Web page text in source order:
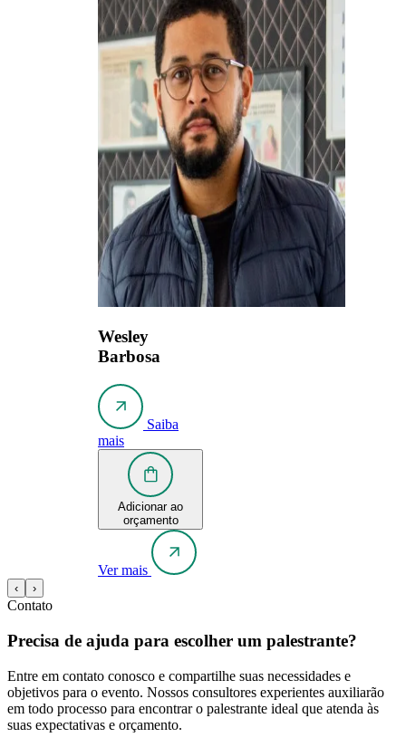
Wesley
Barbosa
Saiba
mais
Adicionar ao
orçamento
Ver mais
‹ ›
Contato
Precisa de ajuda para escolher um palestrante?
Entre em contato conosco e compartilhe suas necessidades e
objetivos para o evento. Nossos consultores experientes auxiliarão
em todo processo para encontrar o palestrante ideal que atenda às
suas expectativas e orçamento.